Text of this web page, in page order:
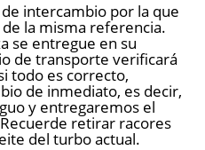
intercambio por la que
la misma referencia.
se entregue en su
de transporte verificará
todo es correcto,
de inmediato, es decir,
y entregaremos el
retirar racores
del turbo actual.